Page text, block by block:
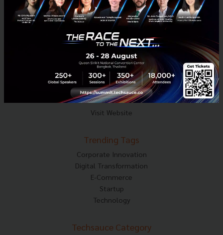
Techsauce Media
About Techsauce
Techsauce Services
Privacy Policy
ส่งบทความ
Techsauce Global Summit
Visit Website
Trending Tags
Corporate Innovation
Digital Transformation
E-Commerce
Startup
Technology
Techsauce Category